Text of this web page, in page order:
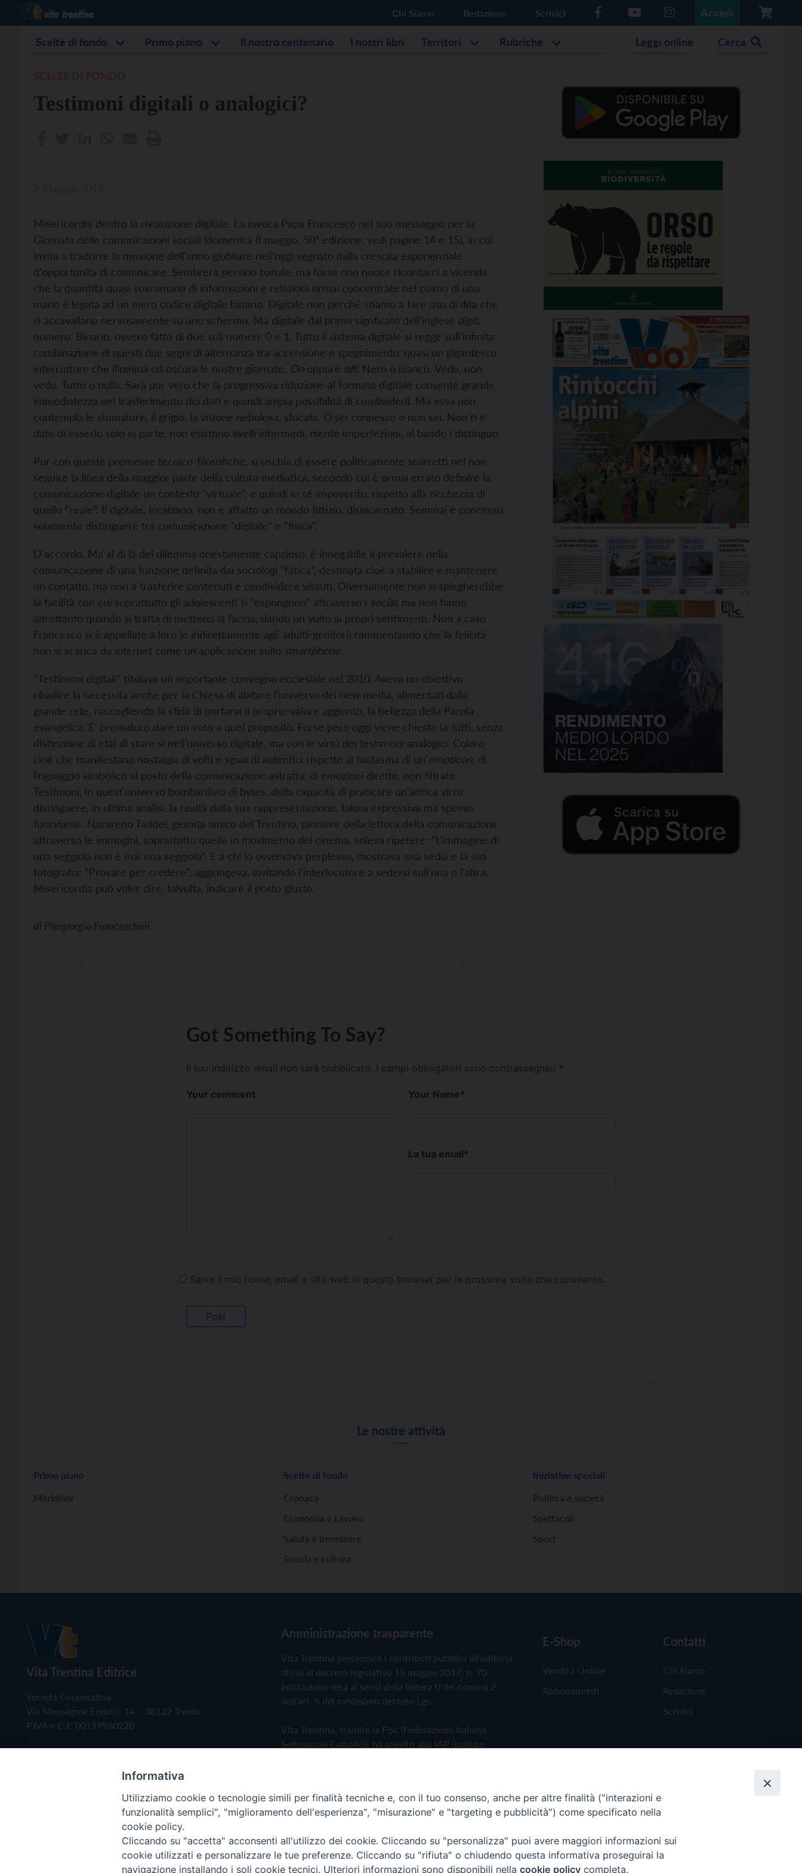
Chi Siamo Redazione Scrivici Accedi
Scelte di fondo Primo piano Il nostro centenario I nostri libri Territori Rubriche Leggi online Cerca
Testimoni digitali o analogici?
Misericordia dentro la rivoluzione digitale. La invoca Papa Francesco nel suo messaggio per la
Giornata delle comunicazioni sociali (domenica 8 maggio, 50ª edizione, vedi pagine 14 e 15), in cui
invita a tradurre la missione dell'anno giubilare nell'oggi segnato dalla crescita esponenziale
d'opportunità di comunicare. Sembrerà persino banale, ma forse non nuoce ricordarci a vicenda
che la quantità quasi sovrumana di informazioni e relazioni ormai concentrate nel palmo di una
mano è legata ad un mero codice digitale binario. Digitale non perché stiamo a fare uso di dita che
si accavallano nervosamente su uno schermo. Ma digitale dal primo signficato dell'inglese digit:
numero. Binario, ovvero fatto di due soli numeri: 0 e 1. Tutto il sistema digitale si regge sull'infinita
combinazione di questi due segni di alternanza tra accensione e spegnimento, quasi un gigantesco
interruttore che illumina od oscura le nostre giornate. On oppure off. Nero o bianco. Vedo, non
vedo. Tutto o nulla. Sarà pur vero che la progressiva riduzione al formato digitale consente grande
immediatezza nel trasferimento dei dati e quindi ampia possibilità di condividerli. Ma essa non
contempla le sfumature, il grigio, la visione nebulosa, sfocata. O sei connesso o non sei. Non ti è
dato di esserlo solo in parte, non esistono livelli intermedi, niente imperfezioni, al bando i distinguo.
Pur con queste premesse tecnico-filosofiche, si rischia di essere politicamente scorretti nel non
seguire la linea della maggior parte della cultura mediatica, secondo cui è ormai errato definire la
comunicazione digitale un contesto “virtuale”, e quindi in sé impoverito, rispetto alla ricchezza di
quello “reale”. Il digitale, incalzano, non è affatto un mondo fittizio, disincarnato. Semmai è concesso
solamente distinguere tra comunicazione “digitale” e “fisica”.
D'accordo. Ma al di là del dilemma onestamente capzioso, è innegabile il prevalere nella
comunicazione di una funzione definita dai sociologi “fàtica”, destinata cioè a stabilire e mantenere
un contatto, ma non a trasferire contenuti e condividere vissuti. Diversamente non si spiegherebbe
la facilità con cui soprattutto gli adolescenti si “espongono” attraverso i social, ma non fanno
altrettanto quando si tratta di metterci la faccia, dando un volto ai propri sentimenti. Non a caso
Francesco si è appellato a loro (e indirettamente agli adulti-genitori) rammentando che la felicità
non si scarica da internet come un'applicazione sullo smartphone.
“Testimoni digitali” titolava un importante convegno ecclesiale nel 2010. Aveva un obiettivo:
ribadire la necessità anche per la Chiesa di abitare l'universo dei new media, alimentati dalla
grande rete, raccogliendo la sfida di portarvi il proprio valore aggiunto, la bellezza della Parola
evangelica. E' prematuro dare un voto a quel proposito. Forse però oggi viene chiesto (a tutti, senza
distinzione di età) di stare sì nell'universo digitale, ma con le virtù dei testimoni analogici. Coloro
cioé che manifestano nostalgia di volti e sguardi autentici rispetto al fantasma di un'emoticon , di
linguaggio simbolico al posto della comunicazione astratta, di emozioni dirette, non filtrate.
Testimoni, in quest'universo bombardato di bytes, della capacità di praticare un'antica virtù:
distinguere, in ultima analisi, la realtà dalla sua rappresentazione, talora espressiva ma spesso
fuorviante. Nazareno Taddei, gesuita amico del Trentino, pioniere della lettura della comunicazione
attraverso le immagini, soprattutto quelle in movimento del cinema, soleva ripetere: ”L'immagine di
una seggiola non è mai una seggiola”. E a chi lo osservava perplesso, mostrava una sedia e la sua
fotografia: "Provare per credere", aggiungeva, invitando l'interlocutore a sedersi sull'una o l'altra.
Misericordia può voler dire, talvolta, indicare il posto giusto.
di Piergiorgio Franceschini
Got Something To Say?
Il tuo indirizzo email non sarà pubblicato. I campi obbligatori sono contrassegnati *
Your comment Your Name*
La tua email*
Salva il mio nome, email e sito web in questo browser per la prossima volta che commento.
Le nostre attività
Primo piano
Meridiani
Scelte di fondo
Cronaca
Economia e Lavoro
Salute e benessere
Scuola e cultura
Iniziative speciali
Politica e società
Spettacoli
Sport
Vita Trentina Editrice
Società Cooperativa
Via Monsignor Endrici, 14 – 38122 Trento
P.IVA e C.F. 00199960220
Amministrazione trasparente
Vita Trentina percepisce i contributi pubblici all'editoria
di cui al decreto legislativo 15 maggio 2017, n. 70.
Indicazione resa ai sensi della lettera f) del comma 2
dell'art. 5 del medesimo decreto Lgs.
Vita Trentina, tramite la Fisc (Federazione Italiana
Settimanali Cattolici), ha aderito allo IAP (Istituto
Privacy Policy Cookie Policy
E-Shop
Vendita Online
Abbonamenti
Contatti
Chi Siamo
Redazione
Scrivici
Copyright © 2019 - Tutti i diritti riservati - Vita Trentina Editrice
Informativa
Utilizziamo cookie o tecnologie simili per finalità tecniche e, con il tuo consenso, anche per altre finalità ("interazioni e
funzionalità semplici", "miglioramento dell'esperienza", "misurazione" e "targeting e pubblicità") come specificato nella
cookie policy.
Cliccando su "accetta" acconsenti all'utilizzo dei cookie. Cliccando su "personalizza" puoi avere maggiori informazioni sui
cookie utilizzati e personalizzare le tue preferenze. Cliccando su "rifiuta" o chiudendo questa informativa proseguirai la
navigazione installando i soli cookie tecnici. Ulteriori informazioni sono disponibili nella cookie policy completa.